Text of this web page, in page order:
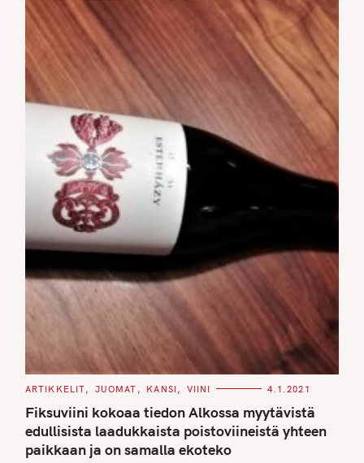
C
T
E
G
O
R
I
ARTIKKELIT JUOMAT KANSI VIINI 4.1.2021
Fiksuviini kokoaa tiedon Alkossa myytävistä
edullisista laadukkaista poistoviineistä yhteen
paikkaan ja on samalla ekoteko